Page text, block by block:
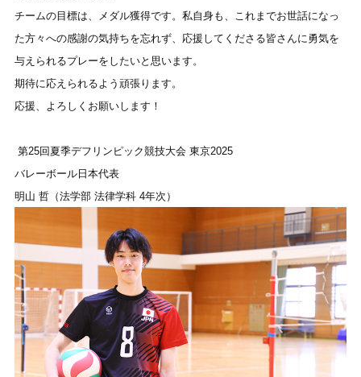
チームの目標は、メダル獲得です。 私自身も、これまでお世話になっ
た方々への感謝の気持ちを忘れず、応援してくださる皆さんに勇気を
与えられるプレーをしたいと思います。
期待に応えられるよう頑張ります。
応援、よろしくお願いします！
第25回夏季デフリンピック競技大会 東京2025
バレーボール日本代表
明山 哲（法学部 法律学科 4年次）